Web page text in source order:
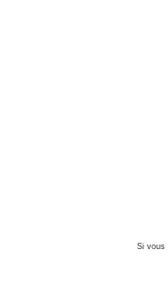
Si vous